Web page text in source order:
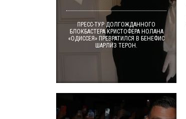
ПРЕСС-ТУР ДОЛГОЖДАННОГО
БЛОКБАСТЕРА КРИСТОФЕРА НОЛАНА
«ОДИССЕЯ» ПРЕВРАТИЛСЯ В БЕНЕФИС
ШАРЛИЗ ТЕРОН.